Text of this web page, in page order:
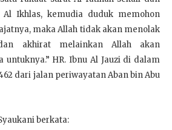
Ikhlas, kemudia duduk memohon
maka Allah tidak akan menolak
akhirat melainkan Allah akan
untuknya.” HR. Ibnu Al Jauzi di dalam
dari jalan periwayatan Aban bin Abu
berkata: